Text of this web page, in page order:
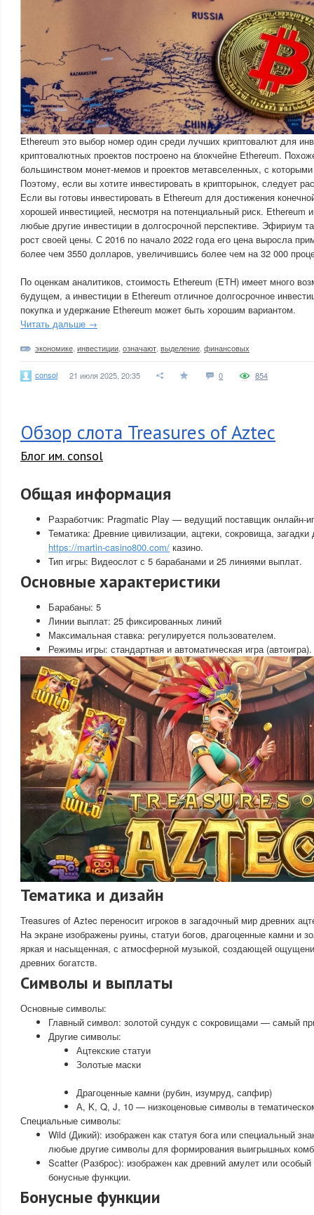
Ethereum это выбор номер один среди лучших криптовалют для
криптовалютных проектов построено на блокчейне Ethereum.
большинством монет-мемов и проектов метавселенных, с
Поэтому, если вы хотите инвестировать в крипторынок, следует
Если вы готовы инвестировать в Ethereum для достижения
хорошей инвестицией, несмотря на потенциальный риск. Ethereum
любые другие инвестиции в долгосрочной перспективе. Эфириум
рост своей цены. С 2016 по начало 2022 года его цена выросла
более чем 3550 долларов, увеличившись более чем на 32 000
По оценкам аналитиков, стоимость Ethereum (ETH) имеет много
будущем, а инвестиции в Ethereum отличное долгосрочное
покупка и удержание Ethereum может быть хорошим вариантом.
Читать дальше →
экономике инвестиции означают выделение финансовых
consol 21 июля 2025, 20:35 0 854
Обзор слота Treasures of Aztec
Блог им. consol
Общая информация
Разработчик: Pragmatic Play — ведущий поставщик онлайн-
Тематика: Древние цивилизации, ацтеки, сокровища,
https://martin-casino800.com/ казино.
Тип игры: Видеослот с 5 барабанами и 25 линиями выплат.
Основные характеристики
Барабаны: 5
Линии выплат: 25 фиксированных линий
Максимальная ставка: регулируется пользователем.
Режимы игры: стандартная и автоматическая игра (автоигра).
Тематика и дизайн
Treasures of Aztec переносит игроков в загадочный мир древних
На экране изображены руины, статуи богов, драгоценные камни и
яркая и насыщенная, с атмосферной музыкой, создающей
древних богатств.
Символы и выплаты
Основные символы:
Главный символ: золотой сундук с сокровищами — самый
Другие символы:
Ацтекские статуи
Золотые маски
Драгоценные камни (рубин, изумруд, сапфир)
А, K, Q, J, 10 — низкоценовые символы в
Специальные символы:
Wild (Дикий): изображен как статуя бога или специальный
любые другие символы для формирования выигрышных
Scatter (Разброс): изображен как древний амулет или
бонусные функции.
Бонусные функции